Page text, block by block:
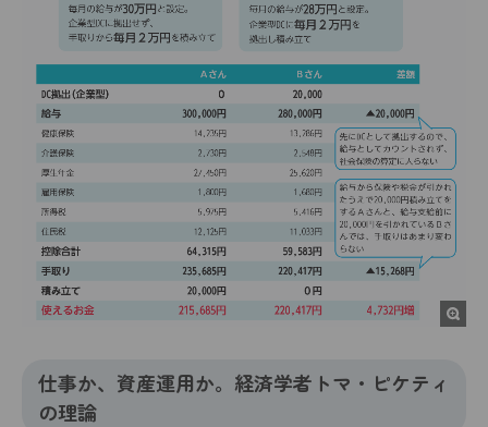
仕事か、資産運用か。経済学者トマ・ピケティ
の理論